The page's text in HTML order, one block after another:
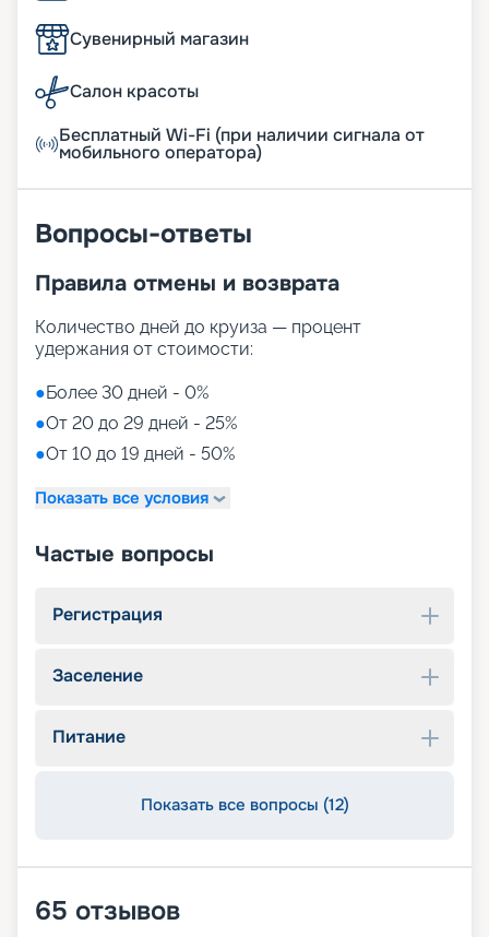
Сувенирный магазин
Салон красоты
Бесплатный Wi-Fi (при наличии сигнала от
мобильного оператора)
Вопросы-ответы
Правила отмены и возврата
Количество дней до круиза — процент
удержания от стоимости:
●Более 30 дней - 0%
●От 20 до 29 дней - 25%
●От 10 до 19 дней - 50%
Показать все условия
Частые вопросы
Регистрация
Заселение
Питание
Показать все вопросы (12)
65 отзывов